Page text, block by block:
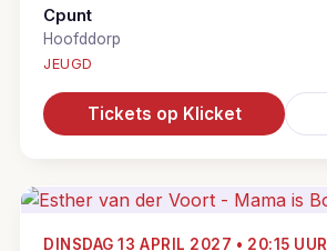
Cpunt
Hoofddorp
JEUGD
Tickets op Klicket
DINSDAG 13 APRIL 2027 • 20:15 UUR